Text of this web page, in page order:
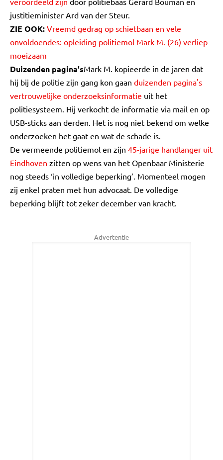
justitieminister Ard van der Steur.
ZIE OOK: Vreemd gedrag op schietbaan en vele
onvoldoendes: opleiding politiemol Mark M. (26) verliep
moeizaam
Duizenden pagina'sMark M. kopieerde in de jaren dat
hij bij de politie zijn gang kon gaan duizenden pagina's
vertrouwelijke onderzoeksinformatie uit het
politiesysteem. Hij verkocht de informatie via mail en op
USB-sticks aan derden. Het is nog niet bekend om welke
onderzoeken het gaat en wat de schade is.
De vermeende politiemol en zijn 45-jarige handlanger uit
Eindhoven zitten op wens van het Openbaar Ministerie
nog steeds ‘in volledige beperking’. Momenteel mogen
zij enkel praten met hun advocaat. De volledige
beperking blijft tot zeker december van kracht.
Advertentie